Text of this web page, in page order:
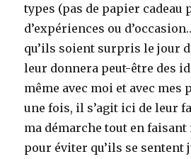
types (pas de papier cadeau
d’expériences ou
qu’ils soient surpris le jour
leur donnera peut-être des
même avec moi et avec mes
une fois, il s’agit ici de leur
ma démarche tout en
pour éviter qu’ils se sentent